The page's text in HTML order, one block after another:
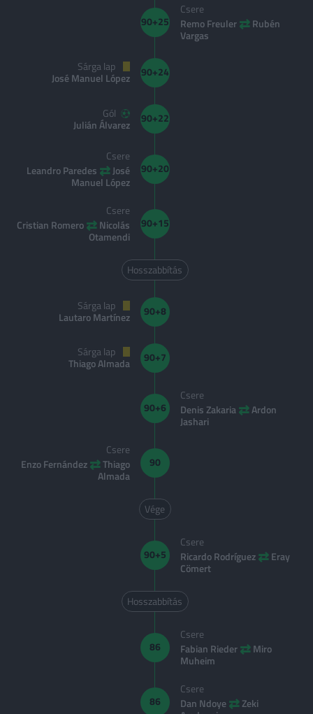
90+25
Csere
Remo Freuler ⇄ Rubén
Vargas
Sárga lap
José Manuel López 90+24
Gól
Julián Álvarez
90+22
Csere
Leandro Paredes ⇄ José
Manuel López
90+20
Csere
Cristian Romero ⇄ Nicolás
Otamendi
90+15
Hosszabbítás
Sárga lap
Lautaro Martínez 90+8
Sárga lap
Thiago Almada 90+7
90+6
Csere
Denis Zakaria ⇄Ardon
Jashari
Csere
Enzo Fernández ⇄Thiago
Almada
90
Vége
90+5
Csere
Ricardo Rodríguez ⇄ Eray
Cömert
Hosszabbítás
86
Csere
Fabian Rieder ⇄ Miro
Muheim
86
Csere
Dan Ndoye ⇄ Zeki